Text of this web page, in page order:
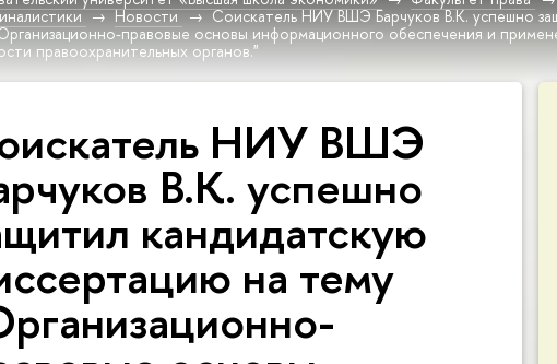
Новости
Соискатель НИУ ВШЭ Барчуков В.К. успешно
правовые основы информационного обеспечения и
правоохранительных органов."
НИУ ВШЭ
В.К. успешно
кандидатскую
на тему